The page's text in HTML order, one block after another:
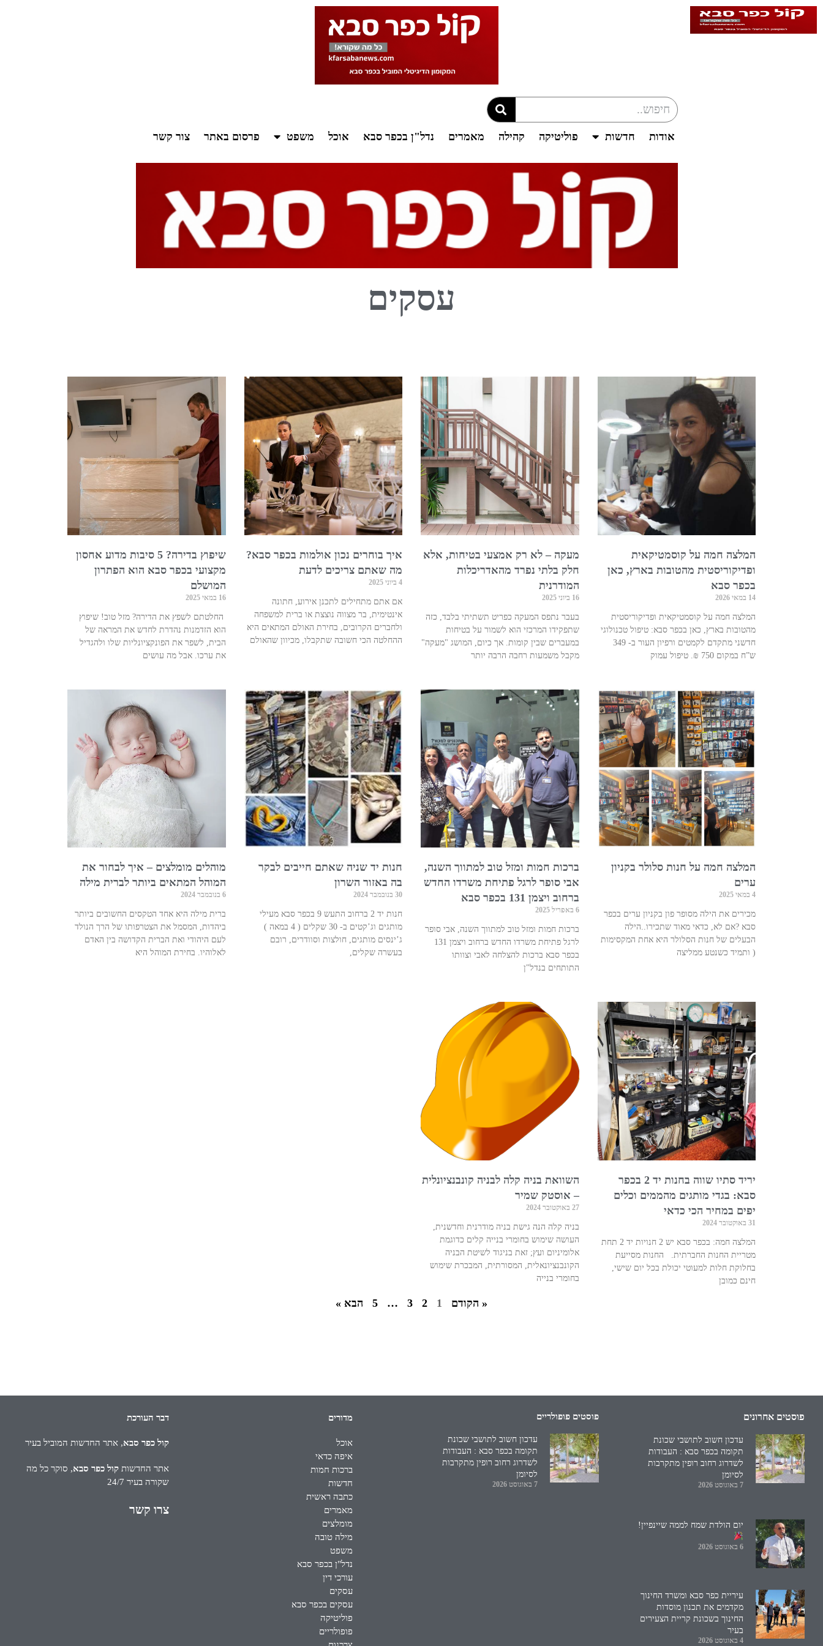
אודות חדשות פוליטיקה קהילה מאמרים נדל"ן בכפר סבא אוכל משפט פרסום באתר צור קשר
עסקים
המלצה חמה על קוסמטיקאית
ופדיקוריסטית מהטובות בארץ, כאן
בכפר סבא
14 במאי 2026
המלצה חמה על קוסמטיקאית ופדיקוריסטית
מהטובות בארץ, כאן בכפר סבא: טיפול טכנולוגי
חדשני מתקדם לקמטים ורפיון העור ב- 349
ש”ח במקום 750 ₪. טיפול עמוק
מעקה – לא רק אמצעי בטיחות, אלא
חלק בלתי נפרד מהאדריכלות
המודרנית
16 ביוני 2025
בעבר נתפס המעקה כפריט תשתיתי בלבד, כזה
שתפקידו המרכזי הוא לשמור על בטיחות
במעברים שבין קומות. אך כיום, המושג "מעקה"
מקבל משמעות רחבה הרבה יותר
איך בוחרים נכון אולמות בכפר סבא?
מה שאתם צריכים לדעת
4 ביוני 2025
אם אתם מתחילים לתכנן אירוע, חתונה
אינטימית, בר מצווה נוצצת או ברית למשפחה
ולחברים הקרובים, בחירת האולם המתאים היא
ההחלטה הכי חשובה שתקבלו, מכיוון שהאולם
שיפוץ בדירה? 5 סיבות מדוע אחסון
מקצועי בכפר סבא הוא הפתרון
המושלם
16 במאי 2025
החלטתם לשפץ את הדירה? מזל טוב! שיפוץ
הוא הזדמנות נהדרת לחדש את המראה של
הבית, לשפר את הפונקציונליות שלו ולהגדיל
את ערכו. אבל מה עושים
המלצה חמה על חנות סלולר בקניון
ערים
4 במאי 2025
מכירים את הילה מסופר פון בקניון ערים בכפר
סבא ?אם לא, כדאי מאוד שתכירו..הילה
הבעלים של חנות הסלולר היא אחת המקסימות
( ותמיד כשנטע ממליצה
ברכות חמות ומזל טוב למתווך השנה,
אבי סופר לרגל פתיחת משרדו החדש
ברחוב ויצמן 131 בכפר סבא
6 באפריל 2025
ברכות חמות ומזל טוב למתווך השנה, אבי סופר
לרגל פתיחת משרדו החדש ברחוב ויצמן 131
בכפר סבא ברכות להצלחה לאבי וצוותו
התותחים בנדל"ן
חנות יד שניה שאתם חייבים לבקר
בה באזור השרון
30 בנובמבר 2024
חנות יד 2 ברחוב התעש 9 בכפר סבא מעילי
מותגים וג’קטים ב- 30 שקלים ( 4 במאה )
ג’ינסים מותגים, חולצות וסוודרים, רובם
בעשרה שקלים,
מוהלים מומלצים – איך לבחור את
המוהל המתאים ביותר לברית מילה
6 בנובמבר 2024
ברית מילה היא אחד הטקסים החשובים ביותר
ביהדות, המסמל את הצטרפותו של הרך הנולד
לעם היהודי ואת הברית הקדושה בין האדם
לאלוהיו. בחירת המוהל היא
יריד סתיו שווה בחנות יד 2 בכפר
סבא: בגדי מותגים מהממים וכלים
יפים במחיר הכי כדאי
31 באוקטובר 2024
המלצה חמה: בכפר סבא יש 2 חנויות יד 2 תחת
מטריית החנות החברתית. החנות מסייעת
בחלוקת חלות למעוטי יכולת בכל יום שישי,
חינם כמובן
השוואת בניה קלה לבניה קונבנציונלית
– אוסטק שמיר
27 באוקטובר 2024
בניה קלה הנה גישת בניה מודרנית וחדשנית,
העושה שימוש בחומרי בנייה קלים כדוגמת
אלומיניום ועץ; זאת בניגוד לשיטת הבניה
הקונבנציונאלית, המסורתית, המבכרת שימוש
בחומרי בנייה
« הקודם 1
2
3
…
5 הבא »
פוסטים אחרונים
עדכון חשוב לתושבי שכונת
תקומה בכפר סבא : העבודות
לשדרוג רחוב רופין מתקרבות
לסיומן
7 באוגוסט 2026
יום הולדת שמח לממה שיינפיין!
6 באוגוסט 2026
עיריית כפר סבא ומשרד החינוך
מקדמים את תכנון מוסדות
החינוך בשכונת קריית הצעירים
בעיר
4 באוגוסט 2026
פוסטים פופולריים
עדכון חשוב לתושבי שכונת
תקומה בכפר סבא : העבודות
לשדרוג רחוב רופין מתקרבות
לסיומן
7 באוגוסט 2026
מדורים
אוכל
איפה כדאי
ברכות חמות
חדשות
כתבה ראשית
מאמרים
מומלצים
מילה טובה
משפט
נדל"ן בכפר סבא
עורכי דין
עסקים
עסקים בכפר סבא
פוליטיקה
פופולריים
דבר העורכת
קול כפר סבא, אתר החדשות המוביל בעיר
אתר החדשות קול כפר סבא, סוקר כל מה
שקורה בעיר 24/7
צרו קשר